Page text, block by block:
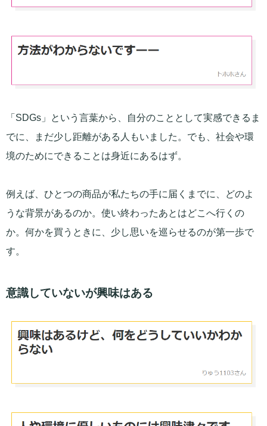
「SDGs」という言葉から、自分のこととして実感できるま
でに、まだ少し距離がある人もいました。でも、社会や環
境のためにできることは身近にあるはず。
例えば、ひとつの商品が私たちの手に届くまでに、どのよ
うな背景があるのか。使い終わったあとはどこへ行くの
か。何かを買うときに、少し思いを巡らせるのが第一歩で
す。
意識していないが興味はある